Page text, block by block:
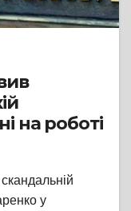
на роботі
у